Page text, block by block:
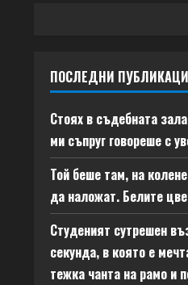
n
g
ПОСЛЕДНИ
Стоях в съдебната
ми съпруг говореше с
Той беше там, на
да наложат. Белите
Студеният сутрешен
секунда, в която е
тежка чанта на рамо и